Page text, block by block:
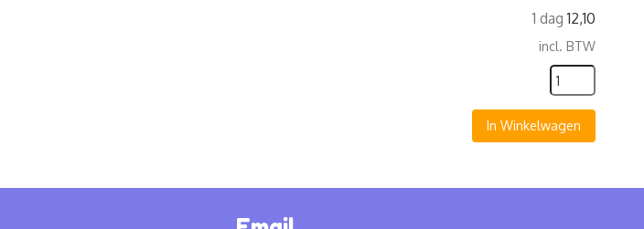
1 dag 12,10
incl. BTW
In Winkelwagen